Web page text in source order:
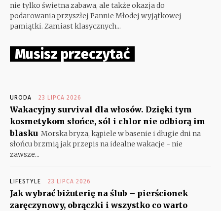
nie tylko świetna zabawa, ale także okazja do
podarowania przyszłej Pannie Młodej wyjątkowej
pamiątki. Zamiast klasycznych...
Musisz przeczytać
URODA 23 LIPCA 2026
Wakacyjny survival dla włosów. Dzięki tym
kosmetykom słońce, sól i chlor nie odbiorą im
blasku Morska bryza, kąpiele w basenie i długie dni na
słońcu brzmią jak przepis na idealne wakacje - nie
zawsze...
LIFESTYLE 23 LIPCA 2026
Jak wybrać biżuterię na ślub – pierścionek
zaręczynowy, obrączki i wszystko co warto